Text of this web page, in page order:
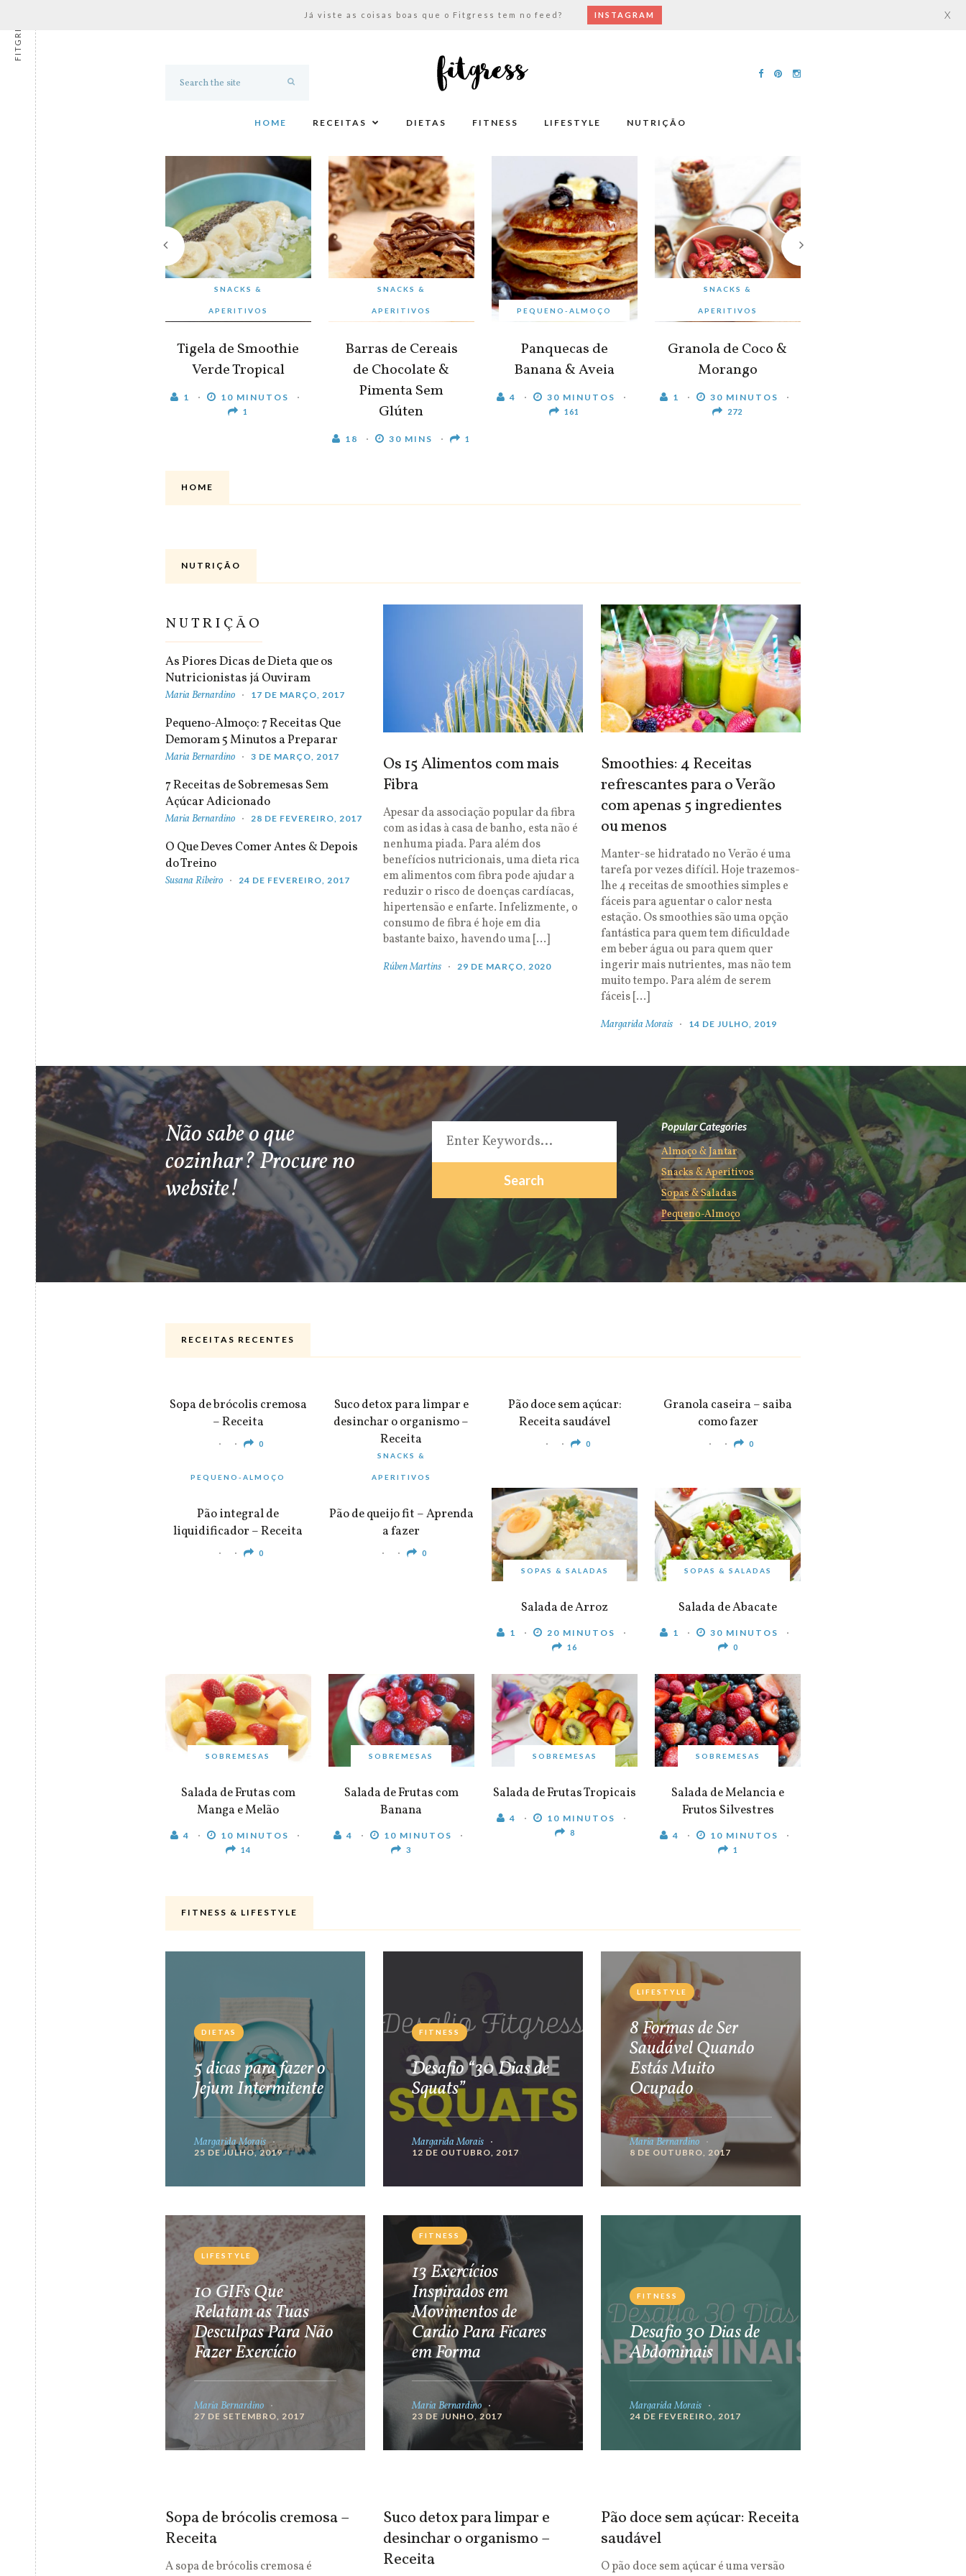
HOME RECEITAS DIETAS FITNESS LIFESTYLE NUTRIÇÃO
SNACKS &
APERITIVOS
Tigela de Smoothie
Verde Tropical
1 10 MINUTOS
1
SNACKS &
APERITIVOS
Barras de Cereais
de Chocolate &
Pimenta Sem
Glúten
18 30 MINS 1
PEQUENO-ALMOÇO
Panquecas de
Banana & Aveia
4 30 MINUTOS
161
SNACKS &
APERITIVOS
Granola de Coco &
Morango
1 30 MINUTOS
272
HOME
NUTRIÇÃO
NUTRIÇÃO
As Piores Dicas de Dieta que os
Nutricionistas já Ouviram
Maria Bernardino 17 DE MARÇO, 2017
Pequeno-Almoço: 7 Receitas Que
Demoram 5 Minutos a Preparar
Maria Bernardino 3 DE MARÇO, 2017
7 Receitas de Sobremesas Sem
Açúcar Adicionado
Maria Bernardino 28 DE FEVEREIRO, 2017
O Que Deves Comer Antes & Depois
do Treino
Susana Ribeiro 24 DE FEVEREIRO, 2017
Os 15 Alimentos com mais
Fibra
Apesar da associação popular da fibra
com as idas à casa de banho, esta não é
nenhuma piada. Para além dos
benefícios nutricionais, uma dieta rica
em alimentos com fibra pode ajudar a
reduzir o risco de doenças cardíacas,
hipertensão e enfarte. Infelizmente, o
consumo de fibra é hoje em dia
bastante baixo, havendo uma […]
Rúben Martins 29 DE MARÇO, 2020
Smoothies: 4 Receitas
refrescantes para o Verão
com apenas 5 ingredientes
ou menos
Manter-se hidratado no Verão é uma
tarefa por vezes difícil. Hoje trazemos-
lhe 4 receitas de smoothies simples e
fáceis para aguentar o calor nesta
estação. Os smoothies são uma opção
fantástica para quem tem dificuldade
em beber água ou para quem quer
ingerir mais nutrientes, mas não tem
muito tempo. Para além de serem
fáceis […]
Margarida Morais 14 DE JULHO, 2019
Não sabe o que
cozinhar? Procure no
website!
Popular Categories
Almoço & Jantar
Snacks & Aperitivos
Sopas & Saladas
Pequeno-Almoço
RECEITAS RECENTES
Sopa de brócolis cremosa
– Receita
0
Suco detox para limpar e
desinchar o organismo –
Receita
0
Pão doce sem açúcar:
Receita saudável
0
Granola caseira – saiba
como fazer
0
PEQUENO-ALMOÇO
Pão integral de
liquidificador – Receita
0
SNACKS &
APERITIVOS
Pão de queijo fit – Aprenda
a fazer
0
SOPAS & SALADAS
Salada de Arroz
1 20 MINUTOS
16
SOPAS & SALADAS
Salada de Abacate
1 30 MINUTOS
0
SOBREMESAS
Salada de Frutas com
Manga e Melão
4 10 MINUTOS
14
SOBREMESAS
Salada de Frutas com
Banana
4 10 MINUTOS
3
SOBREMESAS
Salada de Frutas Tropicais
4 10 MINUTOS
8
SOBREMESAS
Salada de Melancia e
Frutos Silvestres
4 10 MINUTOS
1
FITNESS & LIFESTYLE
DIETAS
5 dicas para fazer o
Jejum Intermitente
Margarida Morais
25 DE JULHO, 2019
FITNESS
Desafio “30 Dias de
Squats”
Margarida Morais
12 DE OUTUBRO, 2017
LIFESTYLE
8 Formas de Ser
Saudável Quando
Estás Muito
Ocupado
Maria Bernardino
8 DE OUTUBRO, 2017
LIFESTYLE
10 GIFs Que
Relatam as Tuas
Desculpas Para Não
Fazer Exercício
Maria Bernardino
27 DE SETEMBRO, 2017
FITNESS
13 Exercícios
Inspirados em
Movimentos de
Cardio Para Ficares
em Forma
Maria Bernardino
23 DE JUNHO, 2017
FITNESS
Desafio 30 Dias de
Abdominais
Margarida Morais
24 DE FEVEREIRO, 2017
Sopa de brócolis cremosa –
Receita
A sopa de brócolis cremosa é
Suco detox para limpar e
desinchar o organismo –
Receita
Pão doce sem açúcar: Receita
saudável
O pão doce sem açúcar é uma versão
FITGRESS Já viste as coisas boas que o Fitgress tem no feed? INSTAGRAM X